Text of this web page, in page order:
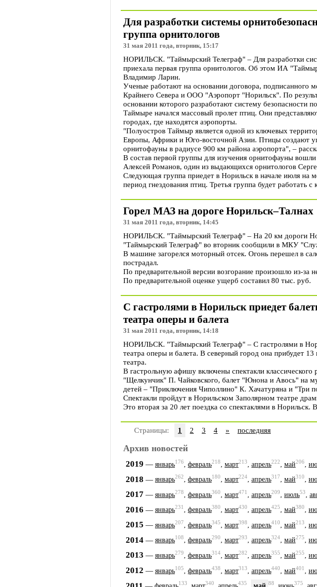
Для разработки системы
группа орнитологов
31 мая 2011 года, вторник, 15:17
НОРИЛЬСК. "Таймырский Телеграф" – Для разработки
приехала первая группа орнитологов. Об этом ИА
Владимир Ларин.
Ученые работают на основании договора, подписанного
Крайнего Севера и ООО "Аэропорт "Норильск". По
основании которого разработают систему безопасности
Таймыре начался массовый пролет птиц. Они
городах, где находятся аэропорты.
"Полуостров Таймыр является одной из ключевых
Европы, Африки и Юго-восточной Азии. Птицы создают
орнитофауны в радиусе 900 км района аэропорта", –
В состав первой группы для изучения орнитофауны
Алексей Романов, один из выдающихся орнитологов
Следующая группа приедет в Норильск в начале июля на
период гнездования птиц. Третья группа будет работать
Горел МАЗ на дороге Норильск–Талнах
31 мая 2011 года, вторник, 14:45
НОРИЛЬСК. "Таймырский Телеграф" – На 20 км дороги
"Таймырский Телеграф" во вторник сообщили в МКУ
В машине загорелся моторный отсек. Огонь перешел в
пострадал.
По предварительной версии возгорание произошло из-за
По предварительной оценке ущерб составил 80 тыс. руб.
С гастролями в Норильск приедет
театра оперы и балета
31 мая 2011 года, вторник, 14:18
НОРИЛЬСК. "Таймырский Телеграф" – С гастролями в
театра оперы и балета. В северный город она прибудет
театра.
В гастрольную афишу включены спектакли
"Щелкунчик" П. Чайковского, балет "Юнона и Авось" на
детей – "Приключения Чиполлино" К. Хачатуряна и "Три
Спектакли пройдут в Норильском Заполярном театре
Это вторая за 20 лет поездка со спектаклями в
Страницы: 1 2 3 4 » последняя
Архив новостей
2019 — январь176 февраль218 март213 апрель222 май206
2018 — январь262, февраль180, март224, апрель317, май310,
2017 — январь278 февраль360 март471 апрель209 июль53
2016 — январь231, февраль380, март430, апрель425, май380,
2015 — январь207 февраль345 март398 апрель410 май213
2014 — январь108, февраль290, март293, апрель324, май275,
2013 — январь279 февраль314 март282 апрель355 май255
2012 — январь105 февраль438 март313 апрель440 май401
— 133 340 435 88 375